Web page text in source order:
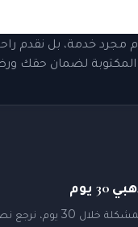
مجرد خدمة، بل نقدم
المكتوبة لضمان حقك
يوم
إذا رجعت المشكلة خلال